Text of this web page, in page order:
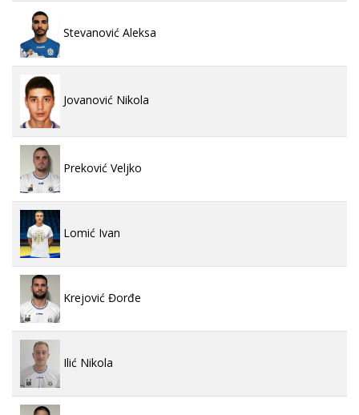
Stevanović Aleksa
Jovanović Nikola
Preković Veljko
Lomić Ivan
Krejović Đorđe
Ilić Nikola